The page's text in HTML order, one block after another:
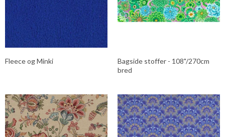
Fleece og Minki
Bagside stoffer - 108"/270cm
bred